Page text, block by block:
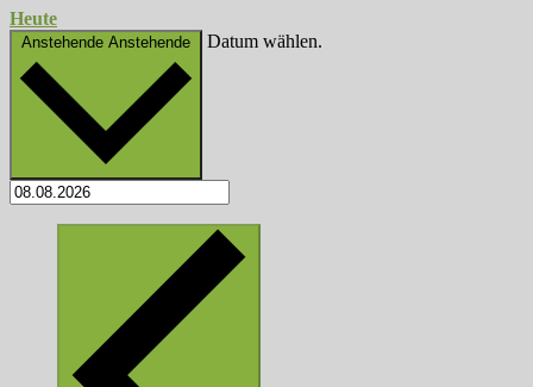
Heute
Anstehende Anstehende Datum wählen.